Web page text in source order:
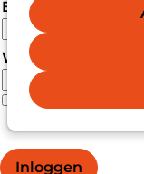
E-mailadres
Wachtwoord
Wachtwoord
Inloggen